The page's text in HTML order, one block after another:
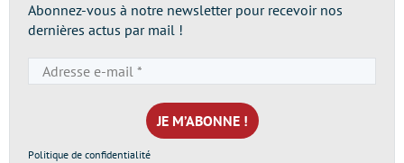
Abonnez-vous à notre newsletter pour recevoir nos
dernières actus par mail !
e-
mail
*
Politique de confidentialité